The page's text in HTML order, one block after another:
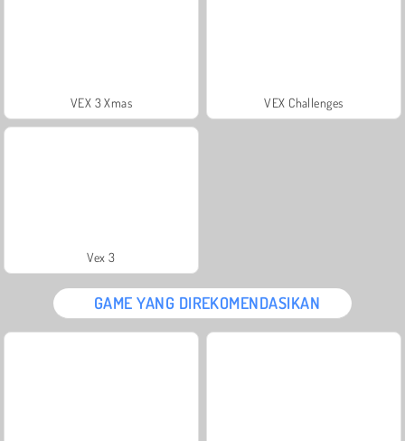
VEX 3 Xmas VEX Challenges
Vex 3
GAME YANG DIREKOMENDASIKAN